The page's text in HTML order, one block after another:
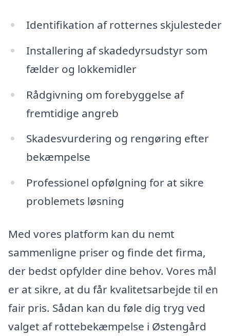
Identifikation af rotternes skjulesteder
Installering af skadedyrsudstyr som
fælder og lokkemidler
Rådgivning om forebyggelse af
fremtidige angreb
Skadesvurdering og rengøring efter
bekæmpelse
Professionel opfølgning for at sikre
problemets løsning
Med vores platform kan du nemt
sammenligne priser og finde det firma,
der bedst opfylder dine behov. Vores mål
er at sikre, at du får kvalitetsarbejde til en
fair pris. Sådan kan du føle dig tryg ved
valget af rottebekæmpelse i Østengård